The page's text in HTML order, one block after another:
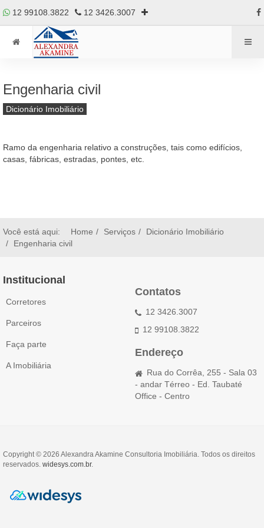
12 99108.3822 12 3426.3007
Engenharia civil
Dicionário Imobiliário
Ramo da engenharia relativo a construções, tais como edifícios,
casas, fábricas, estradas, pontes, etc.
Você está aqui: Home Serviços
Dicionário Imobiliário
Engenharia civil
Institucional
Corretores
Parceiros
Faça parte
A Imobiliária
Contatos
12 3426.3007
12 99108.3822
Endereço
Rua do Corrêa, 255 - Sala 03
- andar Térreo - Ed. Taubaté
Office - Centro
Copyright © 2026 Alexandra Akamine Consultoria Imobiliária. Todos os direitos
reservados. widesys.com.br.